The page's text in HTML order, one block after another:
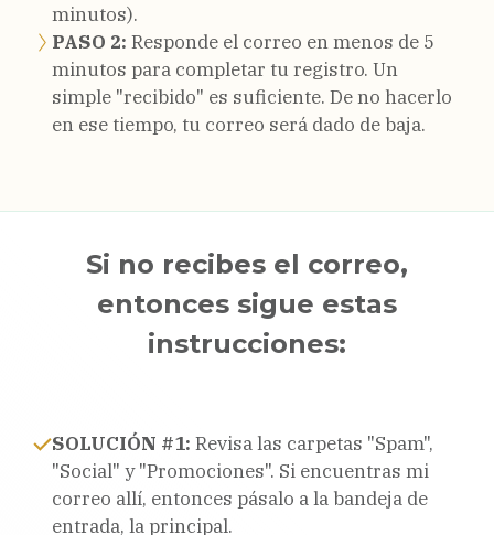
minutos).
PASO 2: Responde el correo en menos de 5
minutos para completar tu registro. Un
simple "recibido" es suficiente. De no hacerlo
en ese tiempo, tu correo será dado de baja.
Si no recibes el correo,
entonces sigue estas
instrucciones:
SOLUCIÓN #1: Revisa las carpetas "Spam",
"Social" y "Promociones". Si encuentras mi
correo allí, entonces pásalo a la bandeja de
entrada, la principal.